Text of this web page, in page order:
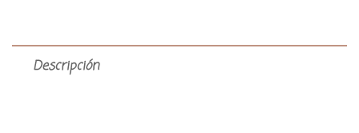
Descripción